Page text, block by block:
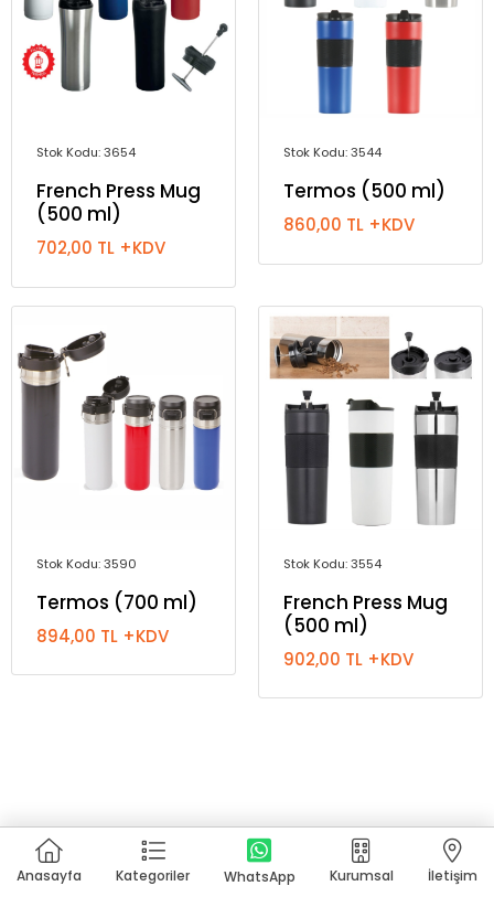
Stok Kodu: 3654
French Press Mug
(500 ml)
702,00 TL +KDV
Stok Kodu: 3544
Termos (500 ml)
860,00 TL +KDV
Stok Kodu: 3590
Termos (700 ml)
894,00 TL +KDV
Stok Kodu: 3554
French Press Mug
(500 ml)
902,00 TL +KDV
Anasayfa Kategoriler WhatsApp Kurumsal İletişim